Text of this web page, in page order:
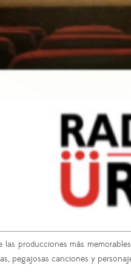
producciones más
pegajosas canciones y